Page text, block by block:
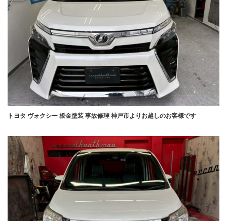
トヨタ ヴォクシー 板金塗装 事故修理 神戸市よりお越しのお客様です